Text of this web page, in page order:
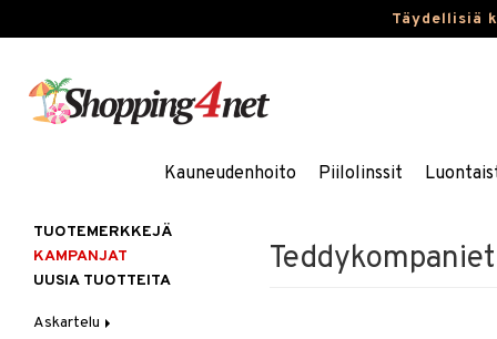
Täydellisiä
Kauneudenhoito Piilolinssit
TUOTEMERKKEJÄ
KAMPANJAT
UUSIA TUOTTEITA
Askartelu